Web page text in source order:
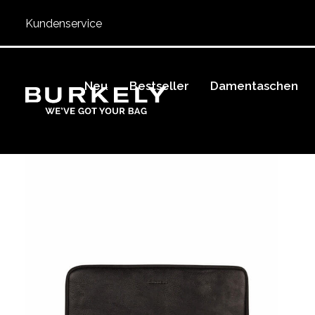
Kundenservice
BURKELY
Neu Bestseller Damentaschen